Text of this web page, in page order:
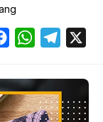
FacebookWhatsApp